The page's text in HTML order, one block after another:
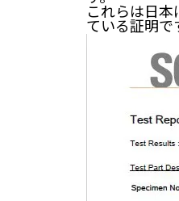
これらは日
ている証明で